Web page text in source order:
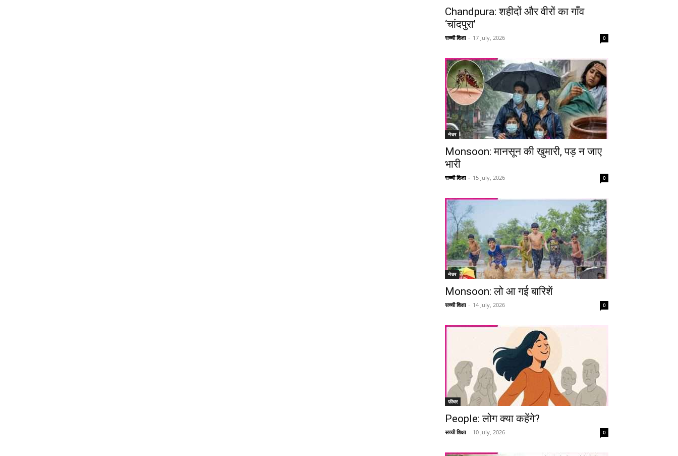
Chandpura: शहीदों और वीरों का गाँव
‘चांदपुरा’
सच्ची शिक्षा - 17 July, 2026 0
नेचर
Monsoon: मानसून की खुमारी, पड़ न जाए
भारी
सच्ची शिक्षा - 15 July, 2026 0
नेचर
Monsoon: लो आ गई बारिशें
सच्ची शिक्षा - 14 July, 2026 0
फीचर
People: लोग क्या कहेंगे?
सच्ची शिक्षा - 10 July, 2026 0